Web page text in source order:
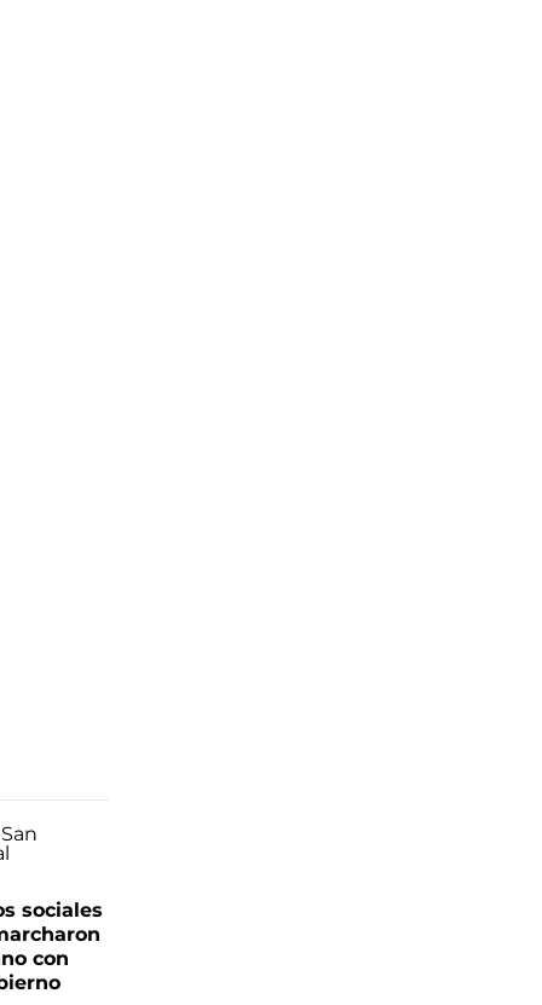
sociales
con